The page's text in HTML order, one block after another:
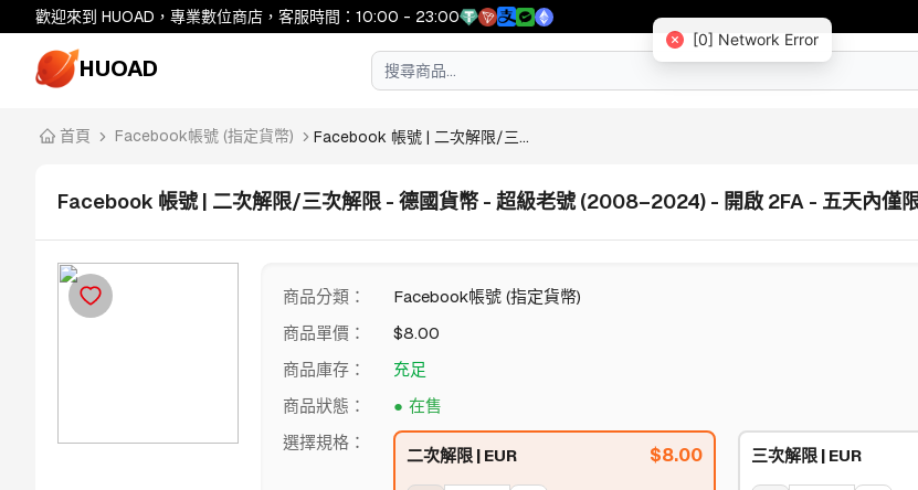
歡迎來到 HUOAD，專業數位商店，客服時間：10:00 - 23:00
HUOAD
首頁 Facebook帳號 (指定貨幣) Facebook 帳號 | 二次解限/三...
Facebook 帳號 | 二次解限/三次解限 - 德國貨幣 - 超級老號 (2008–2024) - 開啟 2FA - 五天內僅
商品分類 ：
Facebook帳號 (指定貨幣)
商品單價 ： $8.00
商品庫存 ：
充足
商品狀態 ：
在售
選擇規格 ：
二次解限 | EUR $8.00 三次解限 | EUR
[0] Network Error